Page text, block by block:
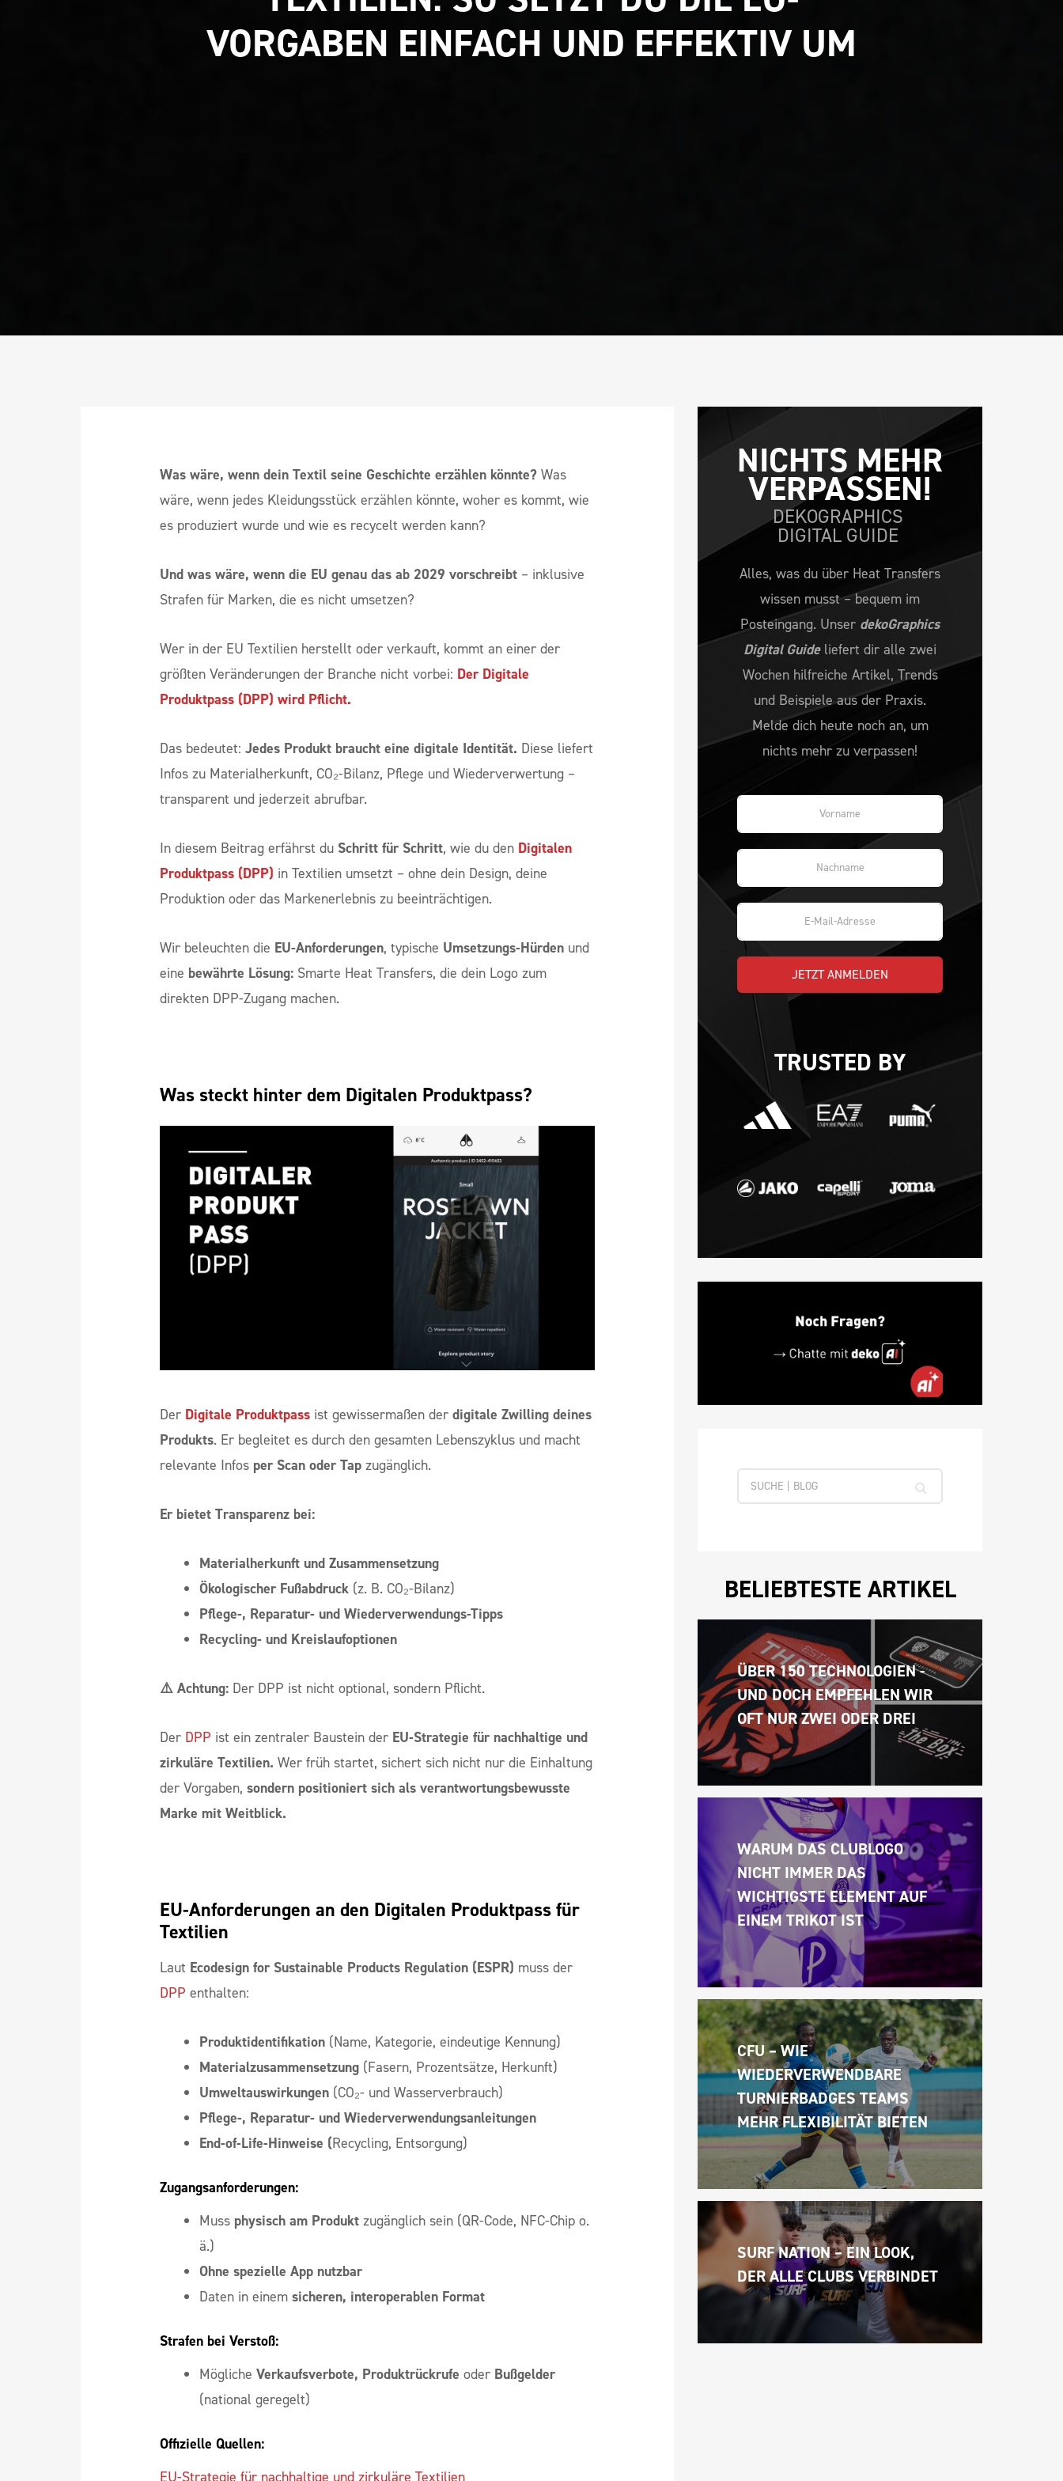
VORGABEN EINFACH UND EFFEKTIV UM
Was wäre, wenn dein Textil seine Geschichte erzählen könnte? Was
wäre, wenn jedes Kleidungsstück erzählen könnte, woher es kommt, wie
es produziert wurde und wie es recycelt werden kann?
Und was wäre, wenn die EU genau das ab 2029 vorschreibt – inklusive
Strafen für Marken, die es nicht umsetzen?
Wer in der EU Textilien herstellt oder verkauft, kommt an einer der
größten Veränderungen der Branche nicht vorbei: Der Digitale
Produktpass (DPP) wird Pflicht.
Das bedeutet: Jedes Produkt braucht eine digitale Identität. Diese liefert
Infos zu Materialherkunft, CO₂-Bilanz, Pflege und Wiederverwertung –
transparent und jederzeit abrufbar.
In diesem Beitrag erfährst du Schritt für Schritt, wie du den Digitalen
Produktpass (DPP) in Textilien umsetzt – ohne dein Design, deine
Produktion oder das Markenerlebnis zu beeinträchtigen.
Wir beleuchten die EU-Anforderungen, typische Umsetzungs-Hürden und
eine bewährte Lösung: Smarte Heat Transfers, die dein Logo zum
direkten DPP-Zugang machen.
Was steckt hinter dem Digitalen Produktpass?
Der Digitale Produktpass ist gewissermaßen der digitale Zwilling deines
Produkts. Er begleitet es durch den gesamten Lebenszyklus und macht
relevante Infos per Scan oder Tap zugänglich.
Er bietet Transparenz bei:
Materialherkunft und Zusammensetzung
Ökologischer Fußabdruck (z. B. CO₂-Bilanz)
Pflege-, Reparatur- und Wiederverwendungs-Tipps
Recycling- und Kreislaufoptionen
⚠️ Achtung: Der DPP ist nicht optional, sondern Pflicht.
Der DPP ist ein zentraler Baustein der EU-Strategie für nachhaltige und
zirkuläre Textilien. Wer früh startet, sichert sich nicht nur die Einhaltung
der Vorgaben, sondern positioniert sich als verantwortungsbewusste
Marke mit Weitblick.
EU-Anforderungen an den Digitalen Produktpass für
Textilien
Laut Ecodesign for Sustainable Products Regulation (ESPR) muss der
DPP enthalten:
Produktidentifikation (Name, Kategorie, eindeutige Kennung)
Materialzusammensetzung (Fasern, Prozentsätze, Herkunft)
Umweltauswirkungen (CO₂- und Wasserverbrauch)
Pflege-, Reparatur- und Wiederverwendungsanleitungen
End-of-Life-Hinweise (Recycling, Entsorgung)
Zugangsanforderungen:
Muss physisch am Produkt zugänglich sein (QR-Code, NFC-Chip o.
ä.)
Ohne spezielle App nutzbar
Daten in einem sicheren, interoperablen Format
Strafen bei Verstoß:
Mögliche Verkaufsverbote, Produktrückrufe oder Bußgelder
(national geregelt)
Offizielle Quellen:
EU-Strategie für nachhaltige und zirkuläre Textilien
NICHTS MEHR
VERPASSEN!
DEKOGRAPHICS
DIGITAL GUIDE
Alles, was du über Heat Transfers
wissen musst – bequem im
Posteingang. Unser dekoGraphics
Digital Guideliefert dir alle zwei
Wochen hilfreiche Artikel, Trends
und Beispiele aus der Praxis.
Melde dich heute noch an, um
nichts mehr zu verpassen!
JETZT ANMELDEN
TRUSTED BY
BELIEBTESTE ARTIKEL
ÜBER 150 TECHNOLOGIEN -
UND DOCH EMPFEHLEN WIR
OFT NUR ZWEI ODER DREI
WARUM DAS CLUBLOGO
NICHT IMMER DAS
WICHTIGSTE ELEMENT AUF
EINEM TRIKOT IST
CFU – WIE
WIEDERVERWENDBARE
TURNIERBADGES TEAMS
MEHR FLEXIBILITÄT BIETEN
SURF NATION – EIN LOOK,
DER ALLE CLUBS VERBINDET